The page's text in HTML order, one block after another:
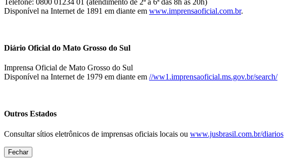
Disponível na Internet de 1891 em diante em www.imprensaoficial.com.br.
Diário Oficial do Mato Grosso do Sul
Imprensa Oficial de Mato Grosso do Sul
Disponível na Internet de 1979 em diante em //ww1.imprensaoficial.ms.gov.br/search/
Outros Estados
Consultar sítios eletrônicos de imprensas oficiais locais ou www.jusbrasil.com.br/diarios
Fechar